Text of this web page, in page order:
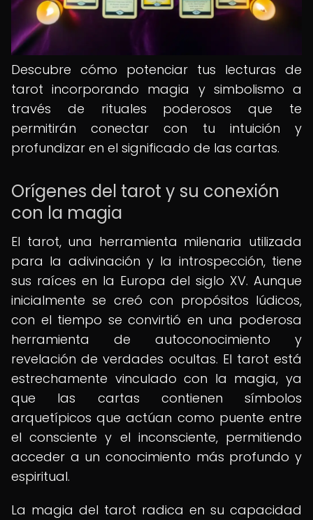
Descubre cómo potenciar tus lecturas de
tarot incorporando magia y simbolismo a
través de rituales poderosos que te
permitirán conectar con tu intuición y
profundizar en el significado de las cartas.
Orígenes del tarot y su conexión
con la magia
El tarot, una herramienta milenaria utilizada
para la adivinación y la introspección, tiene
sus raíces en la Europa del siglo XV. Aunque
inicialmente se creó con propósitos lúdicos,
con el tiempo se convirtió en una poderosa
herramienta de autoconocimiento y
revelación de verdades ocultas. El tarot está
estrechamente vinculado con la magia, ya
que las cartas contienen símbolos
arquetípicos que actúan como puente entre
el consciente y el inconsciente, permitiendo
acceder a un conocimiento más profundo y
espiritual.
La magia del tarot radica en su capacidad